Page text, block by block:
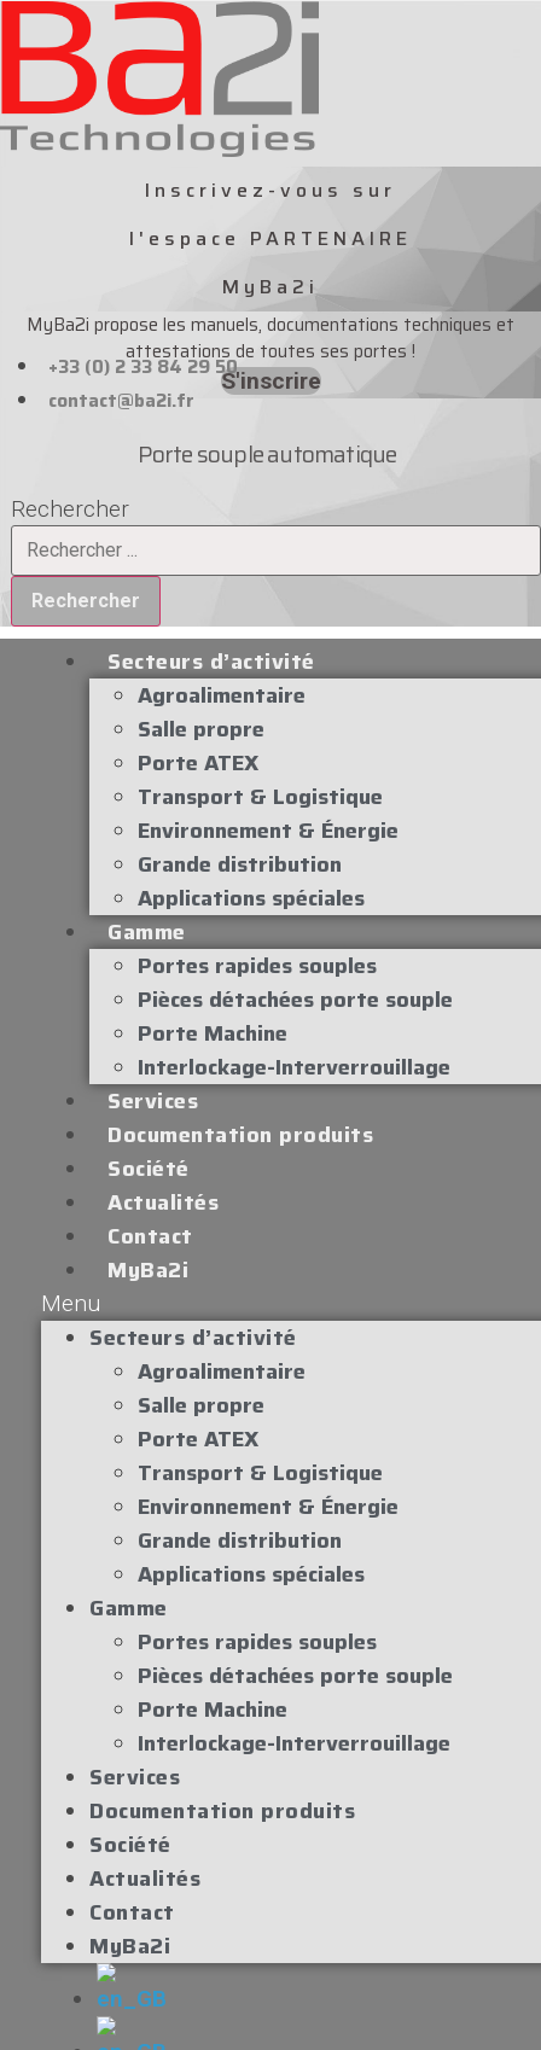
Aller
au
contenu
Inscrivez-vous sur
l'espace PARTENAIRE
MyBa2i
MyBa2i propose les manuels, documentations techniques et
attestations de toutes ses portes !
S'inscrire
+33 (0) 2 33 84 29 50
contact@ba2i.fr
Porte souple automatique
Rechercher
Rechercher
Secteurs d’activité
Agroalimentaire
Salle propre
Porte ATEX
Transport & Logistique
Environnement & Énergie
Grande distribution
Applications spéciales
Gamme
Portes rapides souples
Pièces détachées porte souple
Porte Machine
Interlockage-Interverrouillage
Services
Documentation produits
Société
Actualités
Contact
MyBa2i
Menu
Secteurs d’activité
Agroalimentaire
Salle propre
Porte ATEX
Transport & Logistique
Environnement & Énergie
Grande distribution
Applications spéciales
Gamme
Portes rapides souples
Pièces détachées porte souple
Porte Machine
Interlockage-Interverrouillage
Services
Documentation produits
Société
Actualités
Contact
MyBa2i